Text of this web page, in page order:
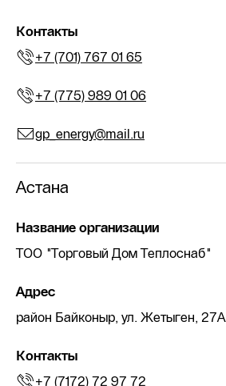
Контакты
+7 (701) 767 01 65
+7 (775) 989 01 06
gp_energy@mail.ru
Астана
Название организации
ТОО "Торговый Дом Теплоснаб"
Адрес
район Байконыр, ул. Жетыген, 27А
Контакты
+7 (7172) 72 97 72